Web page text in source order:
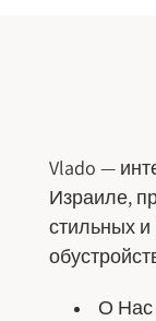
Vlado —
Израиле,
стильных
О Нас